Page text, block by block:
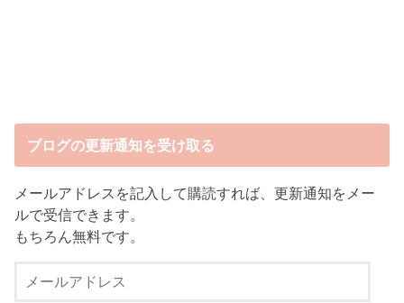
ブログの更新通知を受け取る
メールアドレスを記入して購読すれば、更新通知をメー
ルで受信できます。
もちろん無料です。